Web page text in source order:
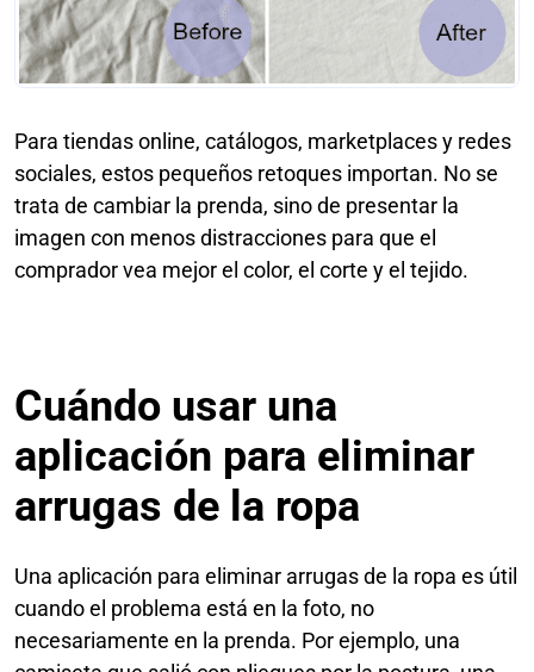
Para tiendas online, catálogos, marketplaces y redes
sociales, estos pequeños retoques importan. No se
trata de cambiar la prenda, sino de presentar la
imagen con menos distracciones para que el
comprador vea mejor el color, el corte y el tejido.
Cuándo usar una
aplicación para eliminar
arrugas de la ropa
Una aplicación para eliminar arrugas de la ropa es útil
cuando el problema está en la foto, no
necesariamente en la prenda. Por ejemplo, una